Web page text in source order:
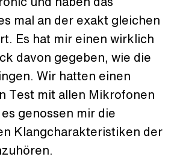
mal an der exakt gleichen
Es hat mir einen wirklich
davon gegeben, wie die
Wir hatten einen
Test mit allen Mikrofonen
genossen mir die
Klangcharakteristiken der